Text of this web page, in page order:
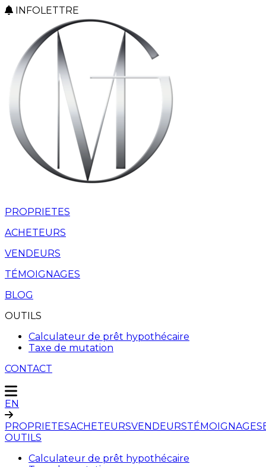
INFOLETTRE
PROPRIETES
ACHETEURS
VENDEURS
TÉMOIGNAGES
BLOG
OUTILS
Calculateur de prêt hypothécaire
Taxe de mutation
CONTACT
EN
PROPRIETESACHETEURSVENDEURSTÉMOIGNAGES
OUTILS
Calculateur de prêt hypothécaire